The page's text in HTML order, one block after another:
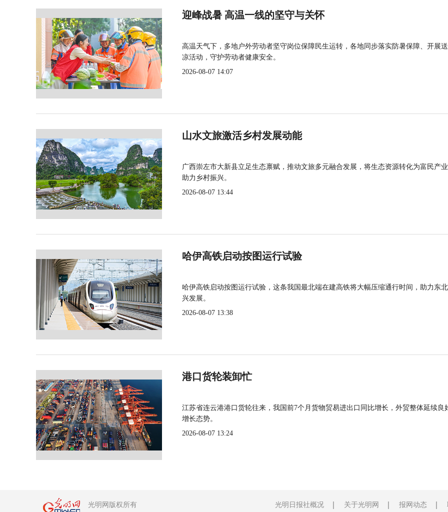
迎峰战暑 高温一线的坚守与关怀
高温天气下，多地户外劳动者坚守岗位保障民生运转，各地同步落实防暑保障、开展
凉活动，守护劳动者健康安全。
2026-08-07 14:07
山水文旅激活乡村发展动能
广西崇左市大新县立足生态禀赋，推动文旅多元融合发展，将生态资源转化为富民产
助力乡村振兴。
2026-08-07 13:44
哈伊高铁启动按图运行试验
哈伊高铁启动按图运行试验，这条我国最北端在建高铁将大幅压缩通行时间，助力东
兴发展。
2026-08-07 13:38
港口货轮装卸忙
江苏省连云港港口货轮往来，我国前7个月货物贸易进出口同比增长，外贸整体延续良
增长态势。
2026-08-07 13:24
光明网版权所有 光明日报社概况 关于光明网 报网动态